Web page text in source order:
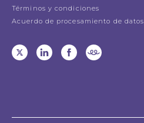
Términos y condiciones
Acuerdo de procesamiento de datos